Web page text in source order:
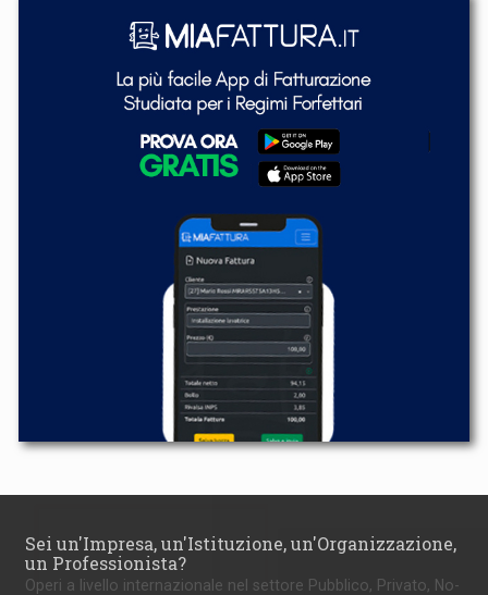
Sei un'Impresa, un'Istituzione, un'Organizzazione,
un Professionista?
Operi a livello internazionale nel settore Pubblico, Privato, No-